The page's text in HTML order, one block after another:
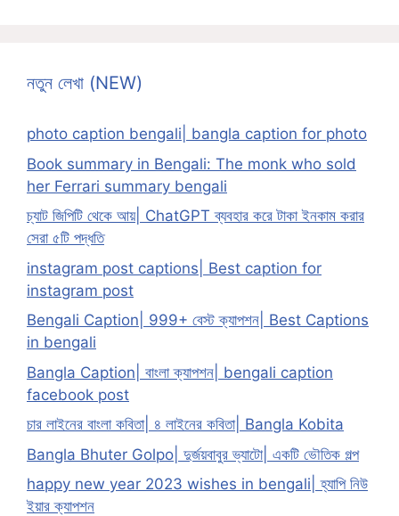
নতুন লেখা (NEW)
photo caption bengali| bangla caption for photo
Book summary in Bengali: The monk who sold
her Ferrari summary bengali
চ্যাট জিপিটি থেকে আয়| ChatGPT ব্যবহার করে টাকা ইনকাম করার
সেরা ৫টি পদ্ধতি
instagram post captions| Best caption for
instagram post
Bengali Caption| 999+ বেস্ট ক্যাপশন| Best Captions
in bengali
Bangla Caption| বাংলা ক্যাপশন| bengali caption
facebook post
চার লাইনের বাংলা কবিতা| ৪ লাইনের কবিতা| Bangla Kobita
Bangla Bhuter Golpo| দুর্জয়বাবুর ভ্যাটো| একটি ভৌতিক গল্প
happy new year 2023 wishes in bengali| হ্যাপি নিউ
ইয়ার ক্যাপশন